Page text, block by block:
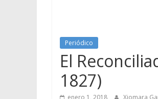
Periódico
El
1827)
enero 1, 2018 Xiomara